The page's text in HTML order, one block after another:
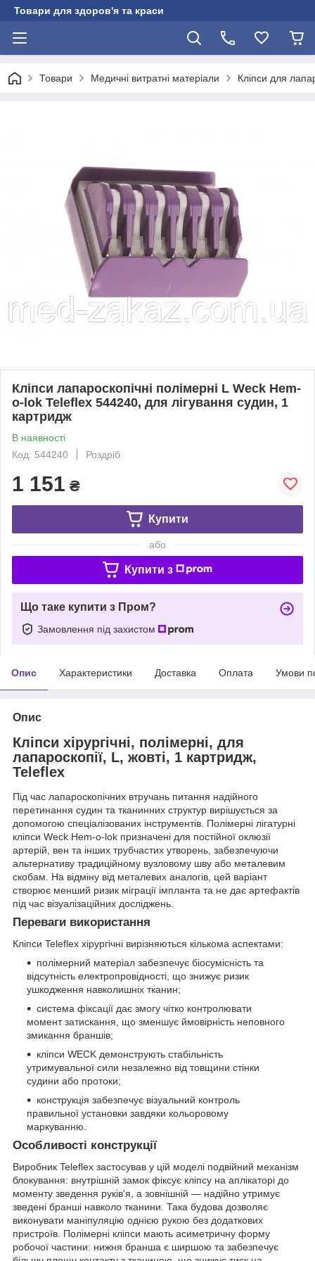
Товари для здоров'я та краси
Товари Медичні витратні матеріали Кліпси для
Кліпси лапароскопічні полімерні L Weck Hem-
o-lok Teleflex 544240, для лігування судин, 1
картридж
В наявності
Код: 544240
Роздріб
1 151 ₴
Купити
або
Купити з
Що таке купити з Пром?
Замовлення під захистом
Опис Характеристики Доставка Оплата Умови
Опис
Кліпси хірургічні, полімерні, для
лапароскопії, L, жовті, 1 картридж,
Teleflex
Під час лапароскопічних втручань питання надійного
перетинання судин та тканинних структур вирішується за
допомогою спеціалізованих інструментів. Полімерні лігатурні
кліпси Weck Hem-o-lok призначені для постійної оклюзії
артерій, вен та інших трубчастих утворень, забезпечуючи
альтернативу традиційному вузловому шву або металевим
скобам. На відміну від металевих аналогів, цей варіант
створює менший ризик міграції імпланта та не дає артефактів
під час візуалізаційних досліджень.
Переваги використання
Кліпси Teleflex хірургічні вирізняються кількома аспектами:
полімерний матеріал забезпечує біосумісність та
відсутність електропровідності, що знижує ризик
ушкодження навколишніх тканин;
система фіксації дає змогу чітко контролювати
момент затискання, що зменшує ймовірність неповного
змикання браншів;
кліпси WECK демонструють стабільність
утримувальної сили незалежно від товщини стінки
судини або протоки;
конструкція забезпечує візуальний контроль
правильної установки завдяки кольоровому
маркуванню.
Особливості конструкції
Виробник Teleflex застосував у цій моделі подвійний механізм
блокування: внутрішній замок фіксує кліпсу на аплікаторі до
моменту зведення руків'я, а зовнішній — надійно утримує
зведені бранші навколо тканини. Така будова дозволяє
виконувати маніпуляцію однією рукою без додаткових
пристроїв. Полімерні кліпси мають асиметричну форму
робочої частини: нижня бранша є ширшою та забезпечує